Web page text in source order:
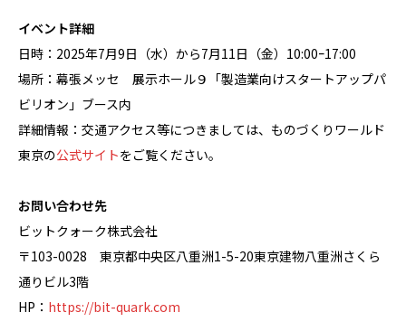
イベント詳細
日時：2025年7月9日（水）から7月11日（金）10:00ｰ17:00
場所：幕張メッセ 展示ホール９「製造業向けスタートアップパ
ビリオン」ブース内
詳細情報：交通アクセス等につきましては、ものづくりワールド
東京の公式サイトをご覧ください。
お問い合わせ先
ビットクォーク株式会社
〒103-0028 東京都中央区八重洲1-5-20東京建物八重洲さくら
通りビル3階
HP： https://bit-quark.com